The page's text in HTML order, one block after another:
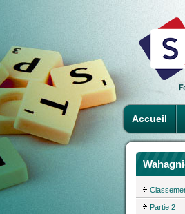
Accueil
Partie 2